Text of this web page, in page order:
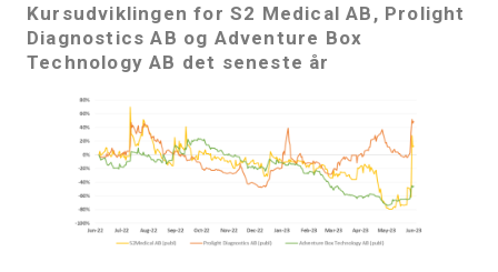
Kursudviklingen for S2 Medical AB , Prolight
Diagnostics AB og Adventure Box
Technology AB det seneste år